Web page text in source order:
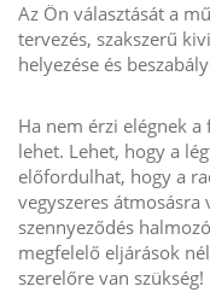
Az Ön választását a
tervezés, szakszerű
helyezése és
Ha nem érzi elégnek
lehet. Lehet, hogy a
előfordulhat, hogy a
vegyszeres
szennyeződés
megfelelő eljárások
szerelőre van szükség!